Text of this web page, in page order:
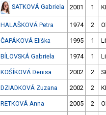
SATKOVÁ Gabriela 2001 1
HALAŠKOVÁ Petra 1974 2
ČAPÁKOVÁ Eliška 1995 1
BÍLOVSKÁ Gabriela 1974 1
KOŠÍKOVÁ Denisa 2002 2
DZIADKOVÁ Zuzana 2002 2
RETKOVÁ Anna 2005 2